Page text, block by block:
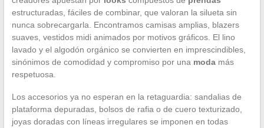
estructuradas, fáciles de combinar, que valoran la silueta sin
nunca sobrecargarla. Encontramos camisas amplias, blazers
suaves, vestidos midi animados por motivos gráficos. El lino
lavado y el algodón orgánico se convierten en imprescindibles,
sinónimos de comodidad y compromiso por una modamás
respetuosa.
Los accesorios ya no esperan en la retaguardia: sandalias de
plataforma depuradas, bolsos de rafia o de cuero texturizado,
joyas doradas con líneas irregulares se imponen en todas